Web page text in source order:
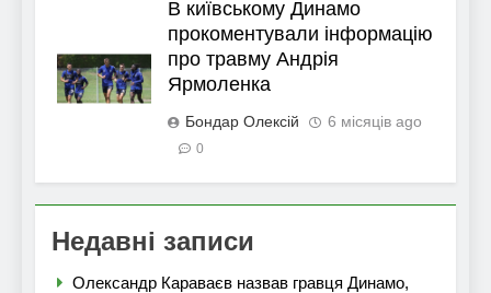
В київському Динамо
прокоментували інформацію
про травму Андрія
Ярмоленка
Бондар Олексій 6 місяців ago
0
Недавні записи
Олександр Караваєв назвав гравця Динамо,